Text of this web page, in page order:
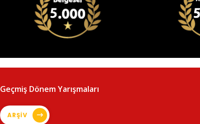
Geçmiş Dönem Yarışmaları
ARŞİV